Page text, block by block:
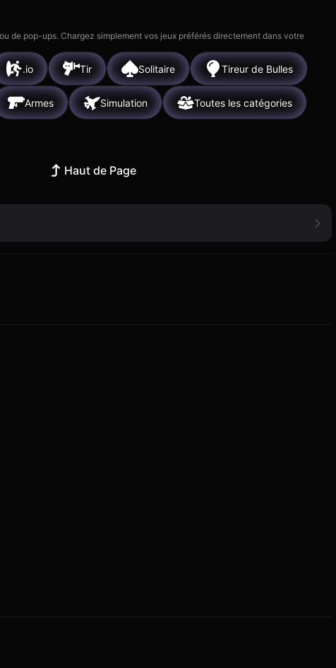
de pop-ups. Chargez simplement vos jeux préférés directement dans votre
.io Tir Solitaire Tireur de Bulles
Armes Simulation Toutes les catégories
Haut de Page